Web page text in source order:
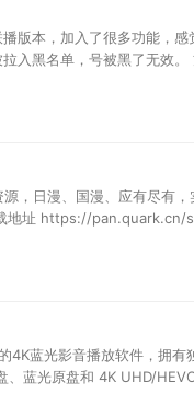
版本，加入了很多功能，感
入黑名单，号被黑了无效。
，日漫、国漫、应有尽有
地址 https://pan.quark.cn/
4K蓝光影音播放软件，拥
、蓝光原盘和 4K UHD/